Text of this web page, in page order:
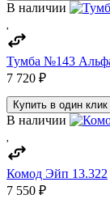
В наличии
Тумба №143
7 720 ₽
Купить в один клик
В наличии
Комод Эйп 13.322
7 550 ₽